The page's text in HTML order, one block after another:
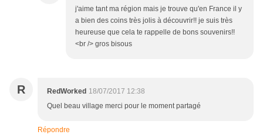
j'aime tant ma région mais je trouve qu'en France il y
a bien des coins très jolis à découvrir!! je suis très
heureuse que cela te rappelle de bons souvenirs!!
<br /> gros bisous
R RedWorked 18/07/2017 12:38
Quel beau village merci pour le moment partagé
Répondre